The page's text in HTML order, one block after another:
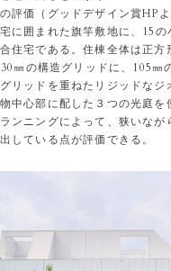
評価（グッドデザイン賞HP
に囲まれた旗竿敷地に、15の
住宅である。住棟全体は正方
㎜の構造グリッドに、105㎜
リッドを重ねたリジッドなジ
中心部に配した３つの光庭を
ンニングによって、狭いなが
している点が評価できる。